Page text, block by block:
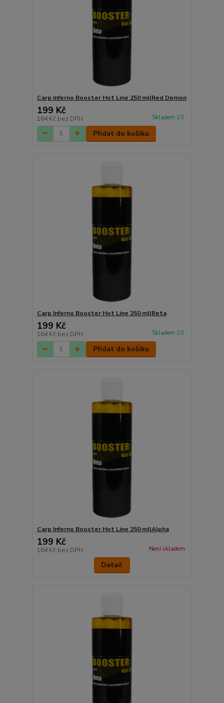
Carp Inferno Booster Hot Line 250 ml|Red Demon
199 Kč
164 Kč bez DPH Skladem 10
Přidat do košíku
Carp Inferno Booster Hot Line 250 ml|Beta
199 Kč
164 Kč bez DPH Skladem 10
Přidat do košíku
Carp Inferno Booster Hot Line 250 ml|Alpha
199 Kč
164 Kč bez DPH Není skladem
Detail